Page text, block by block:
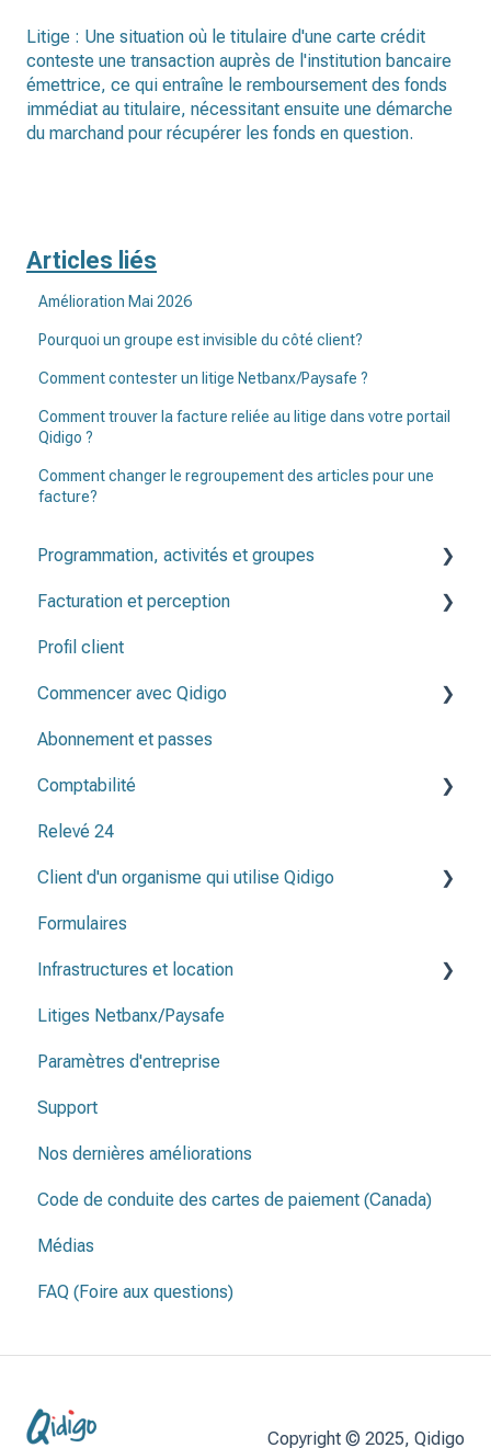
Litige : Une situation où le titulaire d'une carte crédit
conteste une transaction auprès de l'institution bancaire
émettrice, ce qui entraîne le remboursement des fonds
immédiat au titulaire, nécessitant ensuite une démarche
du marchand pour récupérer les fonds en question.
Articles liés
Amélioration Mai 2026
Pourquoi un groupe est invisible du côté client?
Comment contester un litige Netbanx/Paysafe ?
Comment trouver la facture reliée au litige dans votre portail
Qidigo ?
Comment changer le regroupement des articles pour une
facture?
Programmation, activités et groupes
Programmation
Groupes
Activités
Périodes d'inscription
Listes de présence
Facturation et perception
Factures
Note de crédit & remboursement
Profil client
Commencer avec Qidigo
Créer une programmation
Avant de publier ma programmation
Abonnement et passes
Comptabilité
Méthodes de paiement
Plan comptable
Relevé 24
Client d'un organisme qui utilise Qidigo
Relevé 24
Formulaires
Infrastructures et location
Infrastructure et et emplacements
Contrat de location
Litiges Netbanx/Paysafe
Paramètres d'entreprise
Support
Nos dernières améliorations
Code de conduite des cartes de paiement (Canada)
Médias
FAQ (Foire aux questions)
Copyright © 2025, Qidigo